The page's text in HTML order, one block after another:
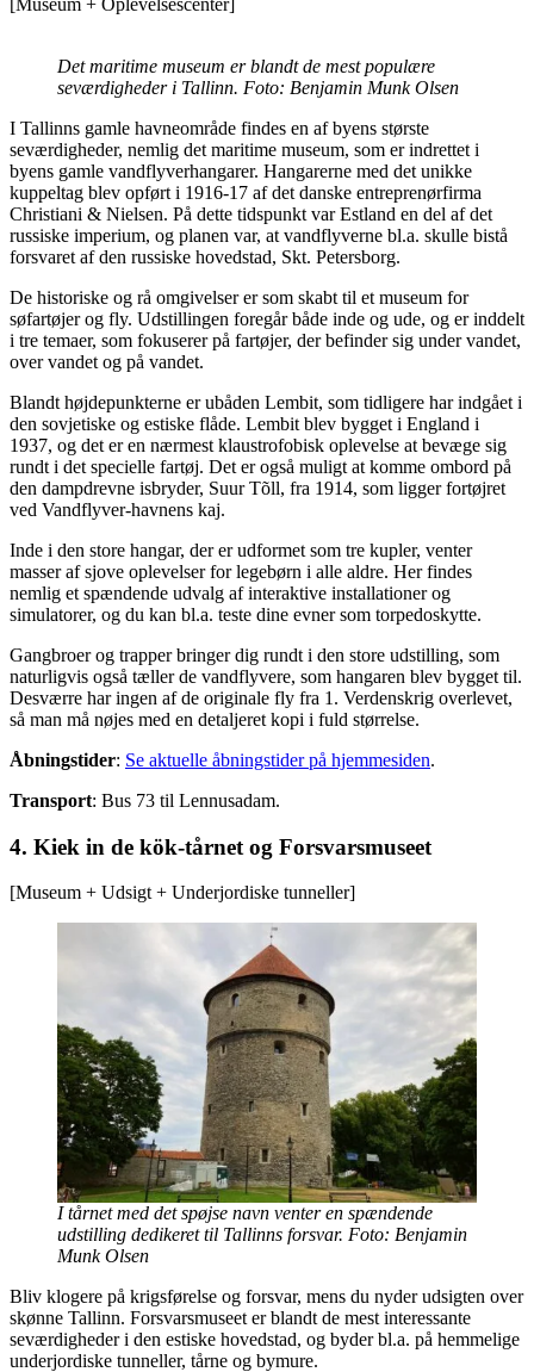
Det maritime museum er blandt de mest populære
seværdigheder i Tallinn. Foto: Benjamin Munk Olsen
I Tallinns gamle havneområde findes en af byens største
seværdigheder, nemlig det maritime museum, som er indrettet i
byens gamle vandflyverhangarer. Hangarerne med det unikke
kuppeltag blev opført i 1916-17 af det danske entreprenørfirma
Christiani & Nielsen. På dette tidspunkt var Estland en del af det
russiske imperium, og planen var, at vandflyverne bl.a. skulle bistå
forsvaret af den russiske hovedstad, Skt. Petersborg.
De historiske og rå omgivelser er som skabt til et museum for
søfartøjer og fly. Udstillingen foregår både inde og ude, og er inddelt
i tre temaer, som fokuserer på fartøjer, der befinder sig under vandet,
over vandet og på vandet.
Blandt højdepunkterne er ubåden Lembit, som tidligere har indgået i
den sovjetiske og estiske flåde. Lembit blev bygget i England i
1937, og det er en nærmest klaustrofobisk oplevelse at bevæge sig
rundt i det specielle fartøj. Det er også muligt at komme ombord på
den dampdrevne isbryder, Suur Tõll, fra 1914, som ligger fortøjret
ved Vandflyver-havnens kaj.
Inde i den store hangar, der er udformet som tre kupler, venter
masser af sjove oplevelser for legebørn i alle aldre. Her findes
nemlig et spændende udvalg af interaktive installationer og
simulatorer, og du kan bl.a. teste dine evner som torpedoskytte.
Gangbroer og trapper bringer dig rundt i den store udstilling, som
naturligvis også tæller de vandflyvere, som hangaren blev bygget til.
Desværre har ingen af de originale fly fra 1. Verdenskrig overlevet,
så man må nøjes med en detaljeret kopi i fuld størrelse.
Åbningstider: Se aktuelle åbningstider på hjemmesiden.
Transport: Bus 73 til Lennusadam.
4. Kiek in de kök-tårnet og Forsvarsmuseet
[Museum + Udsigt + Underjordiske tunneller]
I tårnet med det spøjse navn venter en spændende
udstilling dedikeret til Tallinns forsvar. Foto: Benjamin
Munk Olsen
Bliv klogere på krigsførelse og forsvar, mens du nyder udsigten over
skønne Tallinn. Forsvarsmuseet er blandt de mest interessante
seværdigheder i den estiske hovedstad, og byder bl.a. på hemmelige
underjordiske tunneller, tårne og bymure.